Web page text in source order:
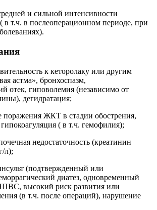
и сильной интенсивности
( в т.ч. в послеоперационном периоде, при
к кеторолаку или другим
астма», бронхоспазм,
отек, гиповолемия (независимо от
дегидратация;
поражения ЖКТ в стадии обострения,
( в т.ч. гемофилия);
недостаточность (креатинин
л);
(подтвержденный или
диатез, одновременный
высокий риск развития или
(в т.ч. после операций), нарушение